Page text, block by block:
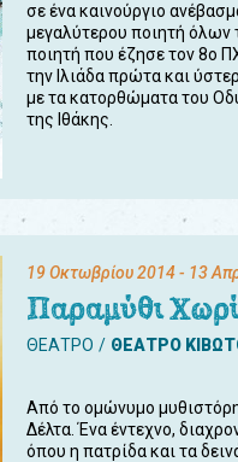
σε ένα καινούργιο
μεγαλύτερου ποιητή
ποιητή που έζησε τον 8ο
την Ιλιάδα πρώτα και
με τα κατορθώματα του
της Ιθάκης.
19 Οκτωβρίου 2014- 13
Παραμύθι
ΘΕΑΤΡΟ ΘΕΑΤΡΟ
Από το ομώνυμο
Δέλτα. Ένα έντεχνο,
όπου η πατρίδα και τα